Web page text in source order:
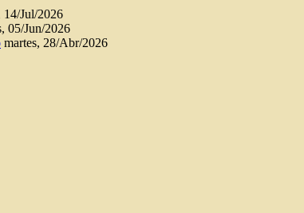
14/Jul/2026
05/Jun/2026
martes, 28/Abr/2026